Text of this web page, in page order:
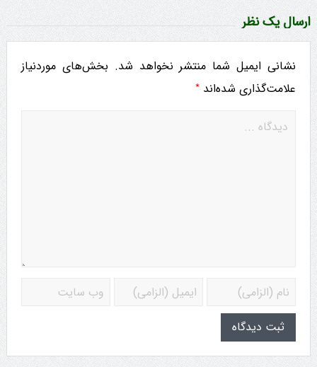
ارسال یک نظر
نشانی ایمیل شما منتشر نخواهد شد. بخش‌های موردنیاز
علامت‌گذاری شده‌اند *